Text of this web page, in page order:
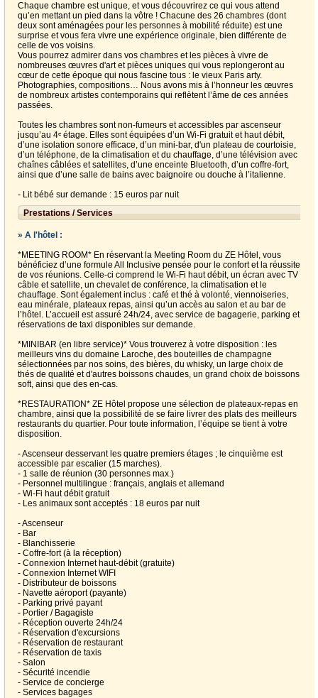
Chaque chambre est unique, et vous découvrirez ce qui vous attend
qu’en mettant un pied dans la vôtre ! Chacune des 26 chambres (dont
deux sont aménagées pour les personnes à mobilité réduite) est une
surprise et vous fera vivre une expérience originale, bien différente de
celle de vos voisins.
Vous pourrez admirer dans vos chambres et les pièces à vivre de
nombreuses œuvres d'art et pièces uniques qui vous replongeront au
cœur de cette époque qui nous fascine tous : le vieux Paris arty.
Photographies, compositions… Nous avons mis à l’honneur les œuvres
de nombreux artistes contemporains qui reflètent l’âme de ces années
passées.
Toutes les chambres sont non-fumeurs et accessibles par ascenseur
jusqu’au 4ᵉ étage. Elles sont équipées d’un Wi-Fi gratuit et haut débit,
d’une isolation sonore efficace, d’un mini-bar, d'un plateau de courtoisie,
d’un téléphone, de la climatisation et du chauffage, d’une télévision avec
chaînes câblées et satellites, d’une enceinte Bluetooth, d’un coffre-fort,
ainsi que d’une salle de bains avec baignoire ou douche à l’italienne.
- Lit bébé sur demande : 15 euros par nuit
Prestations / Services
» A l'hôtel :
*MEETING ROOM* En réservant la Meeting Room du ZE Hôtel, vous
bénéficiez d’une formule All Inclusive pensée pour le confort et la réussite
de vos réunions. Celle-ci comprend le Wi-Fi haut débit, un écran avec TV
câble et satellite, un chevalet de conférence, la climatisation et le
chauffage. Sont également inclus : café et thé à volonté, viennoiseries,
eau minérale, plateaux repas, ainsi qu’un accès au salon et au bar de
l’hôtel. L’accueil est assuré 24h/24, avec service de bagagerie, parking et
réservations de taxi disponibles sur demande.
*MINIBAR (en libre service)* Vous trouverez à votre disposition : les
meilleurs vins du domaine Laroche, des bouteilles de champagne
sélectionnées par nos soins, des bières, du whisky, un large choix de
thés de qualité et d'autres boissons chaudes, un grand choix de boissons
soft, ainsi que des en-cas.
*RESTAURATION* ZE Hôtel propose une sélection de plateaux-repas en
chambre, ainsi que la possibilité de se faire livrer des plats des meilleurs
restaurants du quartier. Pour toute information, l’équipe se tient à votre
disposition.
- Ascenseur desservant les quatre premiers étages ; le cinquième est
accessible par escalier (15 marches).
- 1 salle de réunion (30 personnes max.)
- Personnel multilingue : français, anglais et allemand
- Wi-Fi haut débit gratuit
- Les animaux sont acceptés : 18 euros par nuit
- Ascenseur
- Bar
- Blanchisserie
- Coffre-fort (à la réception)
- Connexion Internet haut-débit (gratuite)
- Connexion Internet WIFI
- Distributeur de boissons
- Navette aéroport (payante)
- Parking privé payant
- Portier / Bagagiste
- Réception ouverte 24h/24
- Réservation d'excursions
- Réservation de restaurant
- Réservation de taxis
- Salon
- Sécurité incendie
- Service de concierge
- Services bagages